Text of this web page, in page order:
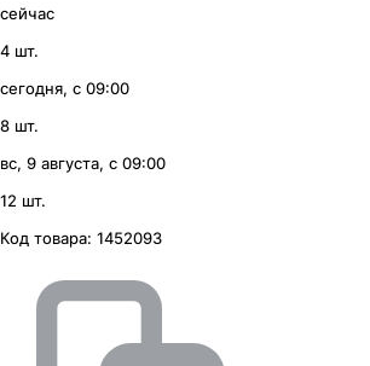
сейчас
4 шт.
сегодня, с 09:00
8 шт.
вс, 9 августа, с 09:00
12 шт.
Код товара: 1452093